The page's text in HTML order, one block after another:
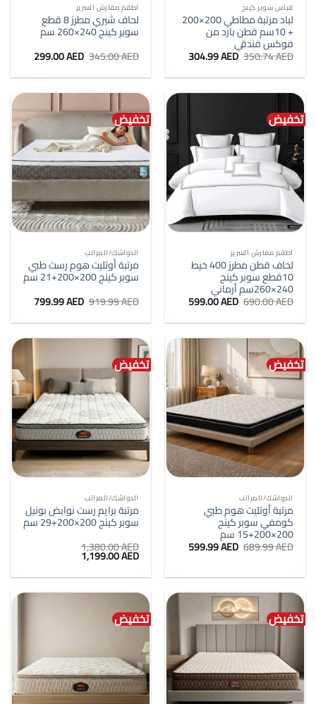
قياس سوبر كينج
لباد مرتبة مطاطي 200×200
+ 10سم قطن بارد من
فوكس فندقي
350.74AED السعر
الأصلي
هو:
350.74 AED.
304.99AED
هو:
304.99 AED.
اطقم مفارش السرير
لحاف شيري مطرز 8 قطع
سوبر كينج 240×260 سم
345.00AED السعر
الأصلي
هو:
345.00 AED.
299.00AED
هو:
299.00 AED.
تخفيض
اطقم مفارش السرير
لحاف قطن مطرز 400 خيط
10قطع سوبر كينج
240×260سم أرماني
690.00AED السعر
الأصلي
هو:
690.00 AED.
599.00AED
هو:
599.00 AED.
تخفيض
الدواشك/المراتب
مرتبة أوتليت هوم رست طبي
سوبر كينج 200×200+21 سم
919.99AED السعر
الأصلي
هو:
919.99 AED.
799.99AED
هو:
799.99 AED.
تخفيض
الدواشك/المراتب
مرتبة أوتليت هوم طبي
كومفي سوبر كينج
200×200+15 سم
689.99AED السعر
الأصلي
689.99 AED.
599.99AED
599.99 AED.
تخفيض
الدواشك/المراتب
مرتبة برايم رست نوابض بونيل
سوبر كينج 200×200+29 سم
1,380.00AED
السعر
الأصلي
هو:
1,380.00 AED.
1,199.00AED
هو:
1,199.00 AED.
تخفيض تخفيض